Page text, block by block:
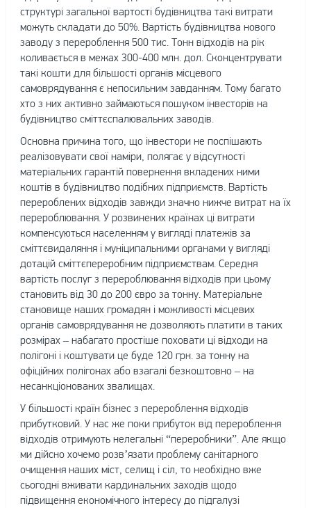
структурі загальної вартості будівництва такі витрати
можуть складати до 50%. Вартість будівництва нового
заводу з перероблення 500 тис. Тонн відходів на рік
коливається в межах 300-400 млн. дол. Сконцентрувати
такі кошти для більшості органів місцевого
самоврядування є непосильним завданням. Тому багато
хто з них активно займаються пошуком інвесторів на
будівництво сміттєспалювальних заводів.
Основна причина того, що інвестори не поспішають
реалізовувати свої наміри, полягає у відсутності
матеріальних гарантій повернення вкладених ними
коштів в будівництво подібних підприємств. Вартість
перероблених відходів завжди значно нижче витрат на їх
перероблювання. У розвинених країнах ці витрати
компенсуються населенням у вигляді платежів за
сміттєвидаляння і муніципальними органами у вигляді
дотацій сміттєпереробним підприємствам. Середня
вартість послуг з перероблювання відходів при цьому
становить від 30 до 200 євро за тонну. Матеріальне
становище наших громадян і можливості місцевих
органів самоврядування не дозволяють платити в таких
розмірах – набагато простіше поховати ці відходи на
полігоні і коштувати це буде 120 грн. за тонну на
офіційних полігонах або взагалі безкоштовно – на
несанкціонованих звалищах.
У більшості країн бізнес з перероблення відходів
прибутковий. У нас же поки прибуток від перероблення
відходів отримують нелегальні “переробники”. Але якщо
ми дійсно хочемо розв’язати проблему санітарного
очищення наших міст, селищ і сіл, то необхідно вже
сьогодні вживати кардинальних заходів щодо
підвищення економічного інтересу до підгалузі